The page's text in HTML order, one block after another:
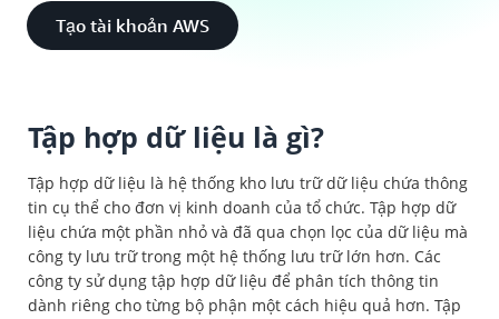
Tạo tài khoản AWS
Tập hợp dữ liệu là gì?
Tập hợp dữ liệu là hệ thống kho lưu trữ dữ liệu chứa thông
tin cụ thể cho đơn vị kinh doanh của tổ chức. Tập hợp dữ
liệu chứa một phần nhỏ và đã qua chọn lọc của dữ liệu mà
công ty lưu trữ trong một hệ thống lưu trữ lớn hơn. Các
công ty sử dụng tập hợp dữ liệu để phân tích thông tin
dành riêng cho từng bộ phận một cách hiệu quả hơn. Tập